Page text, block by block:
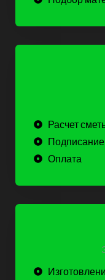
Расчет
Оплата